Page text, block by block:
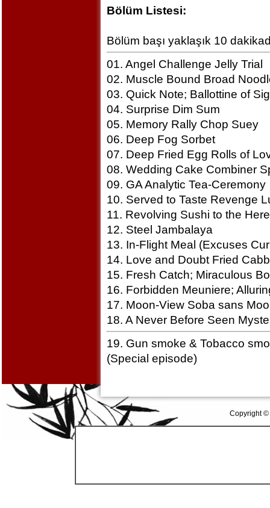
Bölüm Listesi:
Bölüm başı yaklaşık 10
01. Angel Challenge Jelly Trial
02. Muscle Bound Broad
03. Quick Note; Ballottine of
04. Surprise Dim Sum
05. Memory Rally Chop Suey
06. Deep Fog Sorbet
07. Deep Fried Egg Rolls of
08. Wedding Cake Combiner
09. GA Analytic Tea-Ceremony
10. Served to Taste Revenge
11. Revolving Sushi to the
12. Steel Jambalaya
13. In-Flight Meal (Excuses
14. Love and Doubt Fried
15. Fresh Catch; Miraculous
16. Forbidden Meuniere;
17. Moon-View Soba sans
18. A Never Before Seen
19. Gun smoke & Tobacco
(Special episode)
Copyright ©